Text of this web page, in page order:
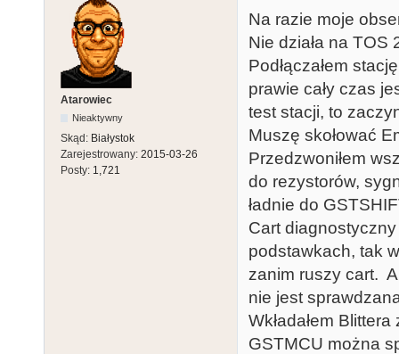
Atarowiec
Nieaktywny
Skąd: Białystok
Zarejestrowany: 2015-03-26
Posty: 1,721
Na razie moje
Nie działa na
Podłączałem
prawie cały czas
test stacji, to
Muszę skołować
Przedzwoniłem
do rezystorów,
ładnie do
Cart
podstawkach, tak
zanim ruszy cart.
nie jest
Wkładałem
GSTMCU można